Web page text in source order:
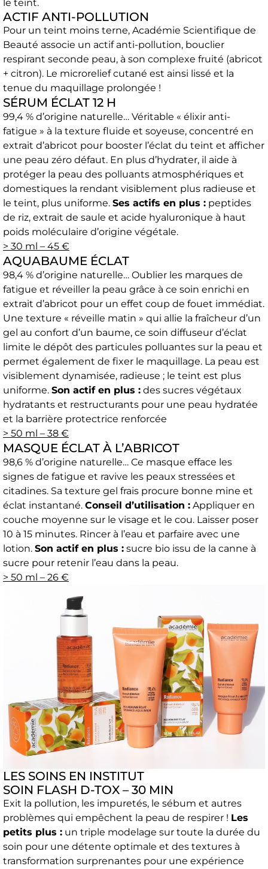
le teint.
ACTIF ANTI-POLLUTION
Pour un teint moins terne, Académie Scientifique de
Beauté associe un actif anti-pollution, bouclier
respirant seconde peau, à son complexe fruité (abricot
+ citron). Le microrelief cutané est ainsi lissé et la
tenue du maquillage prolongée !
SÉRUM ÉCLAT 12 H
99,4 % d’origine naturelle… Véritable « élixir anti-
fatigue » à la texture fluide et soyeuse, concentré en
extrait d’abricot pour booster l’éclat du teint et afficher
une peau zéro défaut. En plus d’hydrater, il aide à
protéger la peau des polluants atmosphériques et
domestiques la rendant visiblement plus radieuse et
le teint, plus uniforme. Ses actifs en plus : peptides
de riz, extrait de saule et acide hyaluronique à haut
poids moléculaire d’origine végétale.
> 30 ml – 45 €
AQUABAUME ÉCLAT
98,4 % d’origine naturelle… Oublier les marques de
fatigue et réveiller la peau grâce à ce soin enrichi en
extrait d’abricot pour un effet coup de fouet immédiat.
Une texture « réveille matin » qui allie la fraîcheur d’un
gel au confort d’un baume, ce soin diffuseur d’éclat
limite le dépôt des particules polluantes sur la peau et
permet également de fixer le maquillage. La peau est
visiblement dynamisée, radieuse ; le teint est plus
uniforme. Son actif en plus : des sucres végétaux
hydratants et restructurants pour une peau hydratée
et la barrière protectrice renforcée
> 50 ml – 38 €
MASQUE ÉCLAT À L’ABRICOT
98,6 % d’origine naturelle… Ce masque efface les
signes de fatigue et ravive les peaux stressées et
citadines. Sa texture gel frais procure bonne mine et
éclat instantané. Conseil d’utilisation : Appliquer en
couche moyenne sur le visage et le cou. Laisser poser
10 à 15 minutes. Rincer à l’eau et parfaire avec une
lotion. Son actif en plus : sucre bio issu de la canne à
sucre pour retenir l’eau dans la peau.
> 50 ml – 26 €
LES SOINS EN INSTITUT
SOIN FLASH D-TOX – 30 MIN
Exit la pollution, les impuretés, le sébum et autres
problèmes qui empêchent la peau de respirer ! Les
petits plus : un triple modelage sur toute la durée du
soin pour une détente optimale et des textures à
transformation surprenantes pour une expérience